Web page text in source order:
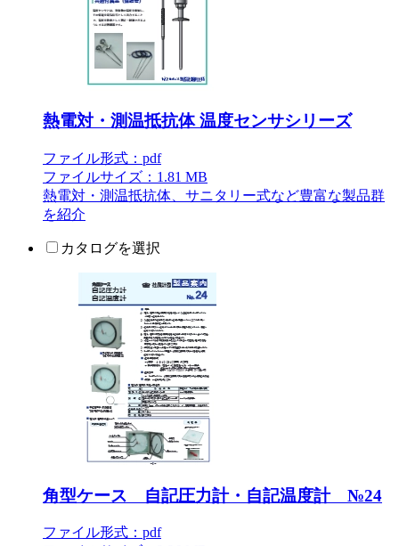
熱電対・測温抵抗体 温度センサシリーズ
ファイル形式：pdf
ファイルサイズ：1.81 MB
熱電対・測温抵抗体、サニタリー式など豊富な製品群
を紹介
カタログを選択
角型ケース 自記圧力計・自記温度計 №24
ファイル形式：pdf